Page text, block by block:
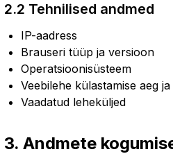
2.2 Tehnilised andmed
IP-aadress
Brauseri tüüp ja versioon
Operatsioonisüsteem
Veebilehe külastamise aeg
Vaadatud leheküljed
3. Andmete